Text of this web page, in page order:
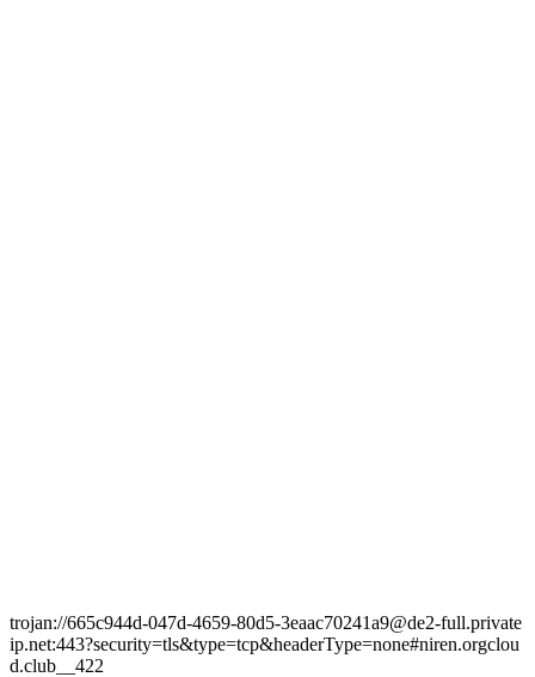
trojan://665c944d-047d-4659-80d5-3eaac70241a9@de2-full.private
ip.net:443?security=tls&type=tcp&headerType=none#niren.orgclou
d.club__422